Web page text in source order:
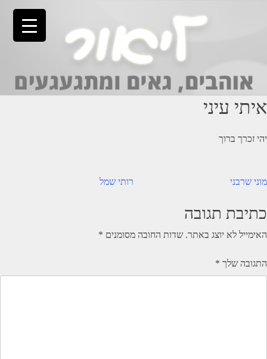
איתי עיני
יהי זכרך ברוך
ניווט רותי שמל מוני שרבני
כתיבת תגובה
האימייל לא יוצג באתר. שדות החובה מסומנים *
התגובה שלך *